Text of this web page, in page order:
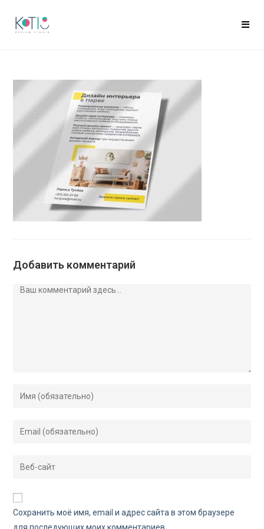
Добавить комментарий
Сохранить моё имя, email и адрес сайта в этом браузере